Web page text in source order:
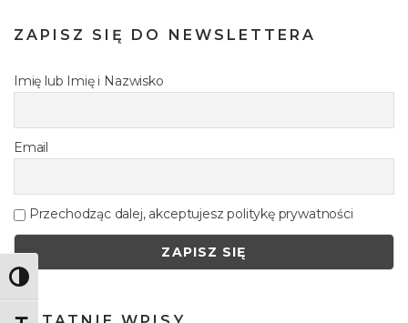
Toggle High Contrast
ZAPISZ SIĘ DO NEWSLETTERA
Imię lub Imię i Nazwisko
Email
Przechodząc dalej, akceptujesz politykę prywatności